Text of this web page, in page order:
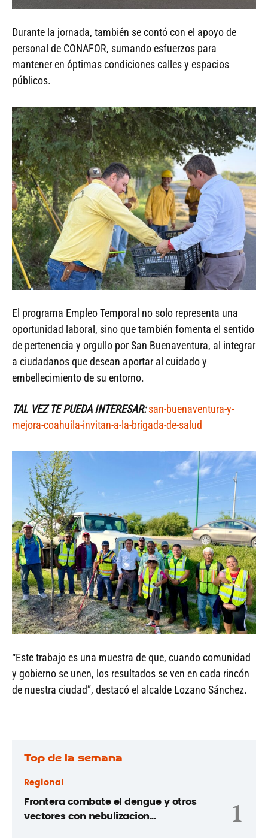
Durante la jornada, también se contó con el apoyo de
personal de CONAFOR, sumando esfuerzos para
mantener en óptimas condiciones calles y espacios
públicos.
El programa Empleo Temporal no solo representa una
oportunidad laboral, sino que también fomenta el sentido
de pertenencia y orgullo por San Buenaventura, al integrar
a ciudadanos que desean aportar al cuidado y
embellecimiento de su entorno.
TAL VEZ TE PUEDA INTERESAR: san-buenaventura-y-
mejora-coahuila-invitan-a-la-brigada-de-salud
“Este trabajo es una muestra de que, cuando comunidad
y gobierno se unen, los resultados se ven en cada rincón
de nuestra ciudad”, destacó el alcalde Lozano Sánchez.
Top de la semana
Regional
Frontera combate el dengue y otros
vectores con nebulizacion...
1